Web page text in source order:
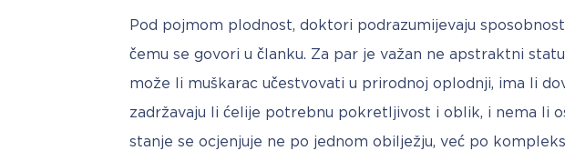
Pod pojmom plodnost, doktori podrazumijevaju
čemu se govori u članku. Za par je važan ne apstraktni
može li muškarac učestvovati u prirodnoj oplodnji, ima li
zadržavaju li ćelije potrebnu pokretljivost i oblik, i nema li
stanje se ocjenjuje ne po jednom obilježju, već po